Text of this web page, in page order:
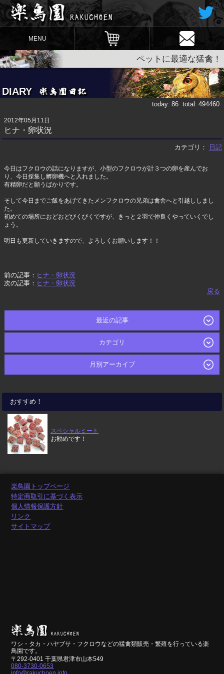
MENU
ペットに最適な猛禽！
DIARY
today: 86 total: 494460
2012年05月11日
ヒナ・卵状況
カテゴリ： 日記
今日はフクロウの話になりますが、小型のフクロウが計３つの卵を産んでお
り、今日採集し孵卵機へと入れました。
有精卵だと願うばかりです。
そして今日までご飯をあげてきたメンフクロウの兄弟は禽舎へと引越ししまし
た。
初めての場所におどおどびくびくですが、きっと２羽で仲良くやっていくでし
ょう。
明日も更新していきますので、よろしくお願いします！！
前の記事： ヒナ・卵状況
次の記事： ヒナ・卵状況
戻る
最近の記事
カテゴリ
月別アーカイブ
おすすめ！
スペシャルミート
お勧めです！
楽鳥園トップページ
特定商取引に基づく表示
個人情報保護方針
リンク
サイトマップ
ワシ・タカ・ハヤブサ・フクロウなどの猛禽類販売・繁殖を行っている楽
鳥園です。
〒292-0401 千葉県君津市山本549
080-3730-0653